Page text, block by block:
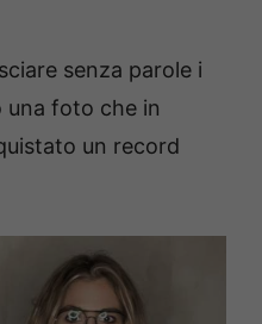
senza parole i
una foto che in
un record